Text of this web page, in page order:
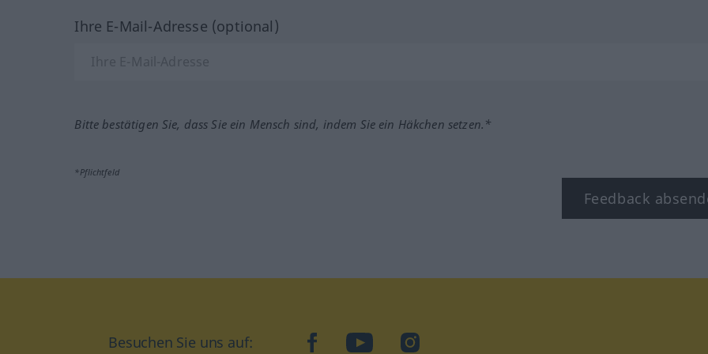
Ihre E-Mail-Adresse (optional)
Bitte bestätigen Sie, dass Sie ein Mensch sind, indem Sie ein Häkchen setzen.*
*Pflichtfeld
Feedback
Besuchen Sie uns auf: facebookYouTubeInstagram